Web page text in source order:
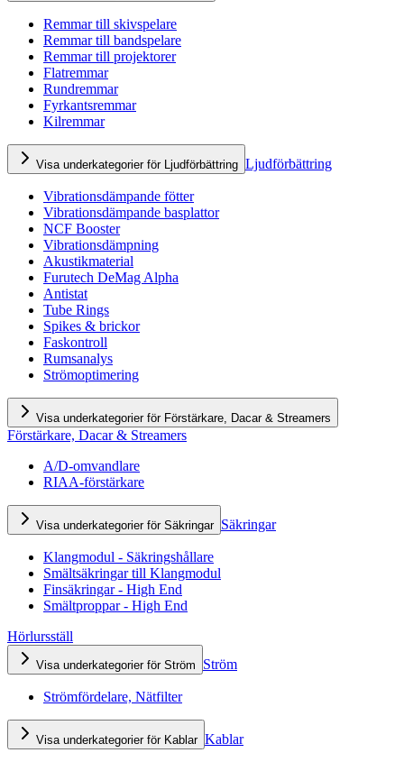
Remmar till skivspelare
Remmar till bandspelare
Remmar till projektorer
Flatremmar
Rundremmar
Fyrkantsremmar
Kilremmar
Visa underkategorier för Ljudförbättring Ljudförbättring
Vibrationsdämpande fötter
Vibrationsdämpande basplattor
NCF Booster
Vibrationsdämpning
Akustikmaterial
Furutech DeMag Alpha
Antistat
Tube Rings
Spikes & brickor
Faskontroll
Rumsanalys
Strömoptimering
Visa underkategorier för Förstärkare, Dacar & Streamers
Förstärkare, Dacar & Streamers
A/D-omvandlare
RIAA-förstärkare
Visa underkategorier för Säkringar Säkringar
Klangmodul - Säkringshållare
Smältsäkringar till Klangmodul
Finsäkringar - High End
Smältproppar - High End
Hörlursställ
Visa underkategorier för Ström Ström
Strömfördelare, Nätfilter
Visa underkategorier för Kablar Kablar